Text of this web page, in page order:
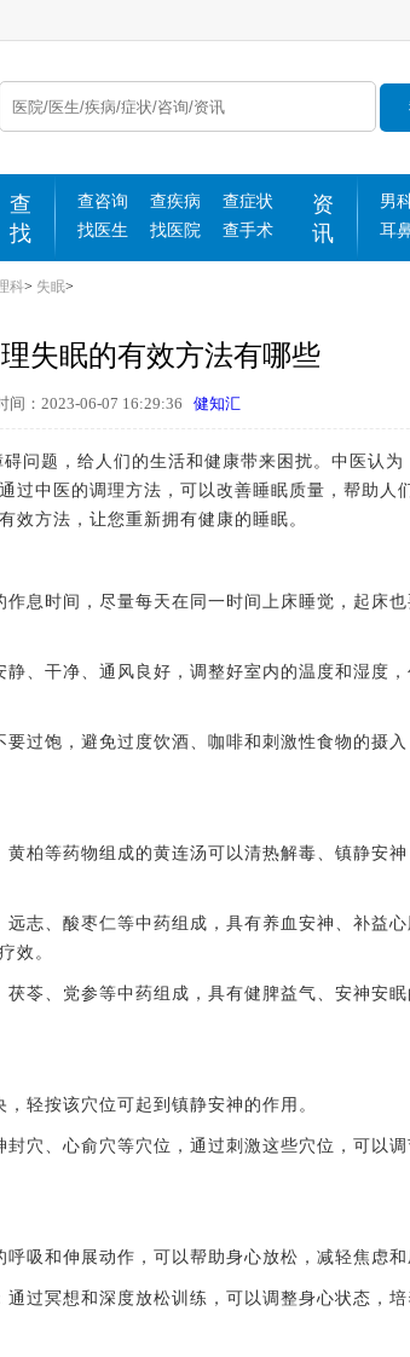
查
找
查咨询 查疾病
查症状
找医生
找医院 查手术
资
讯
男
耳
科> 失眠>
失眠的有效方法有哪些
间：2023-06-07 16:29:36 健知汇
题，给人们的生活和健康带来困扰。中医认为
过中医的调理方法，可以改善睡眠质量，帮助人
效方法，让您重新拥有健康的睡眠。
时间，尽量每天在同一时间上床睡觉，起床也
干净、通风良好，调整好室内的温度和湿度，
饱，避免过度饮酒、咖啡和刺激性食物的摄入
等药物组成的黄连汤可以清热解毒、镇静安神
、酸枣仁等中药组成，具有养血安神、补益心
效。
、党参等中药组成，具有健脾益气、安神安眠
按该穴位可起到镇静安神的作用。
、心俞穴等穴位，通过刺激这些穴位，可以调
和伸展动作，可以帮助身心放松，减轻焦虑和
冥想和深度放松训练，可以调整身心状态，培